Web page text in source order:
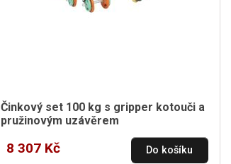
Činkový set 100 kg s gripper kotouči a
pružinovým uzávěrem
8 307 Kč Do košíku